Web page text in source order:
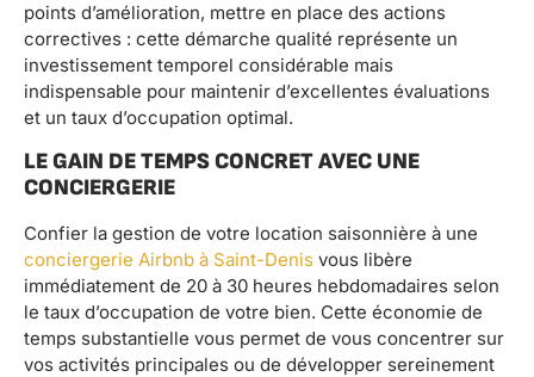
points d’amélioration, mettre en place des actions
correctives : cette démarche qualité représente un
investissement temporel considérable mais
indispensable pour maintenir d’excellentes évaluations
et un taux d’occupation optimal.
LE GAIN DE TEMPS CONCRET AVEC UNE
CONCIERGERIE
Confier la gestion de votre location saisonnière à une
conciergerie Airbnb à Saint-Denis vous libère
immédiatement de 20 à 30 heures hebdomadaires selon
le taux d’occupation de votre bien. Cette économie de
temps substantielle vous permet de vous concentrer sur
vos activités principales ou de développer sereinement